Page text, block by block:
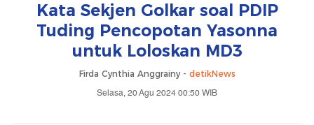
Kata Sekjen Golkar soal PDIP
Tuding Pencopotan Yasonna
untuk Loloskan MD3
Firda Cynthia Anggrainy - detikNews
Selasa, 20 Agu 2024 00:50 WIB